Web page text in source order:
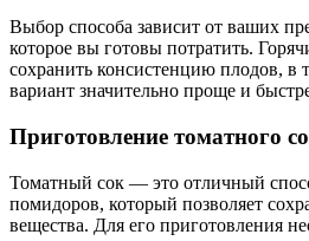
Выбор способа зависит от ваших
которое вы готовы потратить.
сохранить консистенцию плодов, в
вариант значительно проще и
Приготовление томатного
Томатный сок — это отличный
помидоров, который позволяет
вещества. Для его приготовления